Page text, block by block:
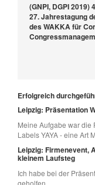
(GNPI, DGPI 2019)
27. Jahrestagung
des WAKKA für
Erfolgreich
Leipzig: Präsentation
Meine Aufgabe war die
Labels YAYA - eine Art
Leipzig: Firmenevent,
kleinem Laufsteg
Ich habe bei der
geholfen.